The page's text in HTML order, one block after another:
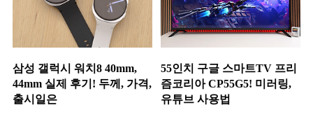
삼성 갤럭시 워치8 40mm,
44mm 실제 후기! 두께, 가격,
출시일은
55인치 구글 스마트TV 프리
즘코리아 CP55G5! 미러링,
유튜브 사용법